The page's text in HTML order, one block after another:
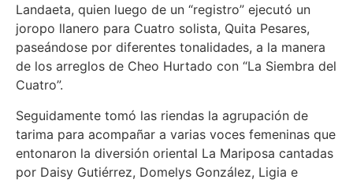
Landaeta, quien luego de un “registro” ejecutó un
joropo llanero para Cuatro solista, Quita Pesares,
paseándose por diferentes tonalidades, a la manera
de los arreglos de Cheo Hurtado con “La Siembra del
Cuatro”.
Seguidamente tomó las riendas la agrupación de
tarima para acompañar a varias voces femeninas que
entonaron la diversión oriental La Mariposa cantadas
por Daisy Gutiérrez, Domelys González, Ligia e